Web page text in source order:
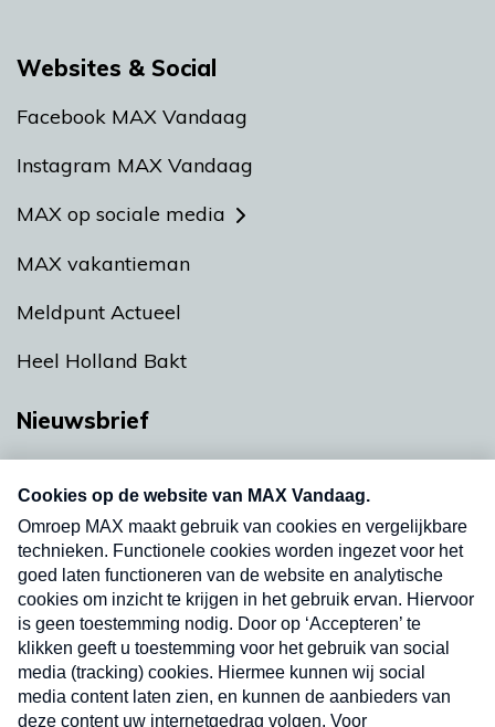
Websites & Social
Facebook MAX Vandaag
Instagram MAX Vandaag
MAX op sociale media
MAX vakantieman
Meldpunt Actueel
Heel Holland Bakt
Nieuwsbrief
nieuwsbrief. Elke vrijdag- en dinsdagochtend in
uw mailbox.
Verzend